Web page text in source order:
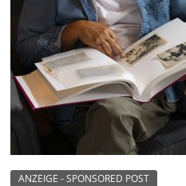
ANZEIGE - SPONSORED POST